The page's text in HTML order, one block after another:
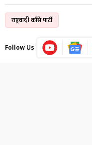
राष्ट्रवादी काँग्रेस पार्टी
Follow Us